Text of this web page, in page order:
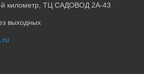
километр, ТЦ САДОВОД 2А-43
выходных